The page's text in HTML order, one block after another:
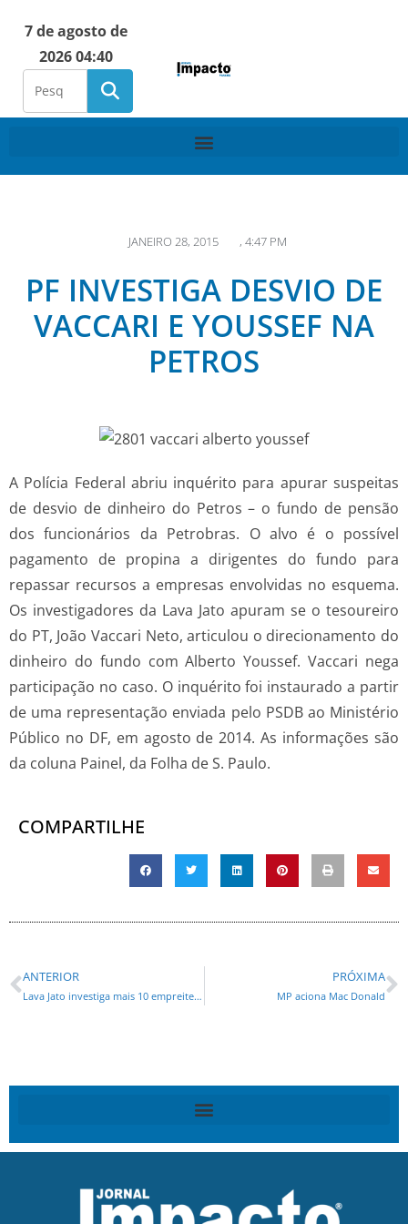
7 de agosto de
2026 04:40
JANEIRO 28, 2015 , 4:47 PM
PF INVESTIGA DESVIO DE
VACCARI E YOUSSEF NA
PETROS
A Polícia Federal abriu inquérito para apurar suspeitas
de desvio de dinheiro do Petros – o fundo de pensão
dos funcionários da Petrobras. O alvo é o possível
pagamento de propina a dirigentes do fundo para
repassar recursos a empresas envolvidas no esquema.
Os investigadores da Lava Jato apuram se o tesoureiro
do PT, João Vaccari Neto, articulou o direcionamento do
dinheiro do fundo com Alberto Youssef. Vaccari nega
participação no caso. O inquérito foi instaurado a partir
de uma representação enviada pelo PSDB ao Ministério
Público no DF, em agosto de 2014. As informações são
da coluna Painel, da Folha de S. Paulo.
COMPARTILHE
ANTERIOR
Lava Jato investiga mais 10 empreiteiras
PRÓXIMA
MP aciona Mac Donald